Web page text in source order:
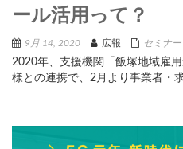
ール活用って？
9月 14, 2020 広報 セミナ
2020年、支援機関「飯塚地域雇
様との連携で、2月より事業者・